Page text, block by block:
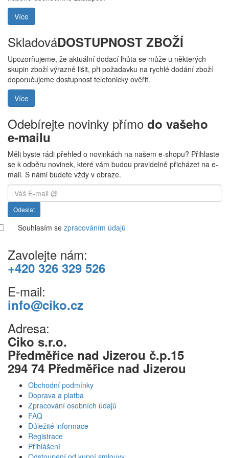
Více
SkladováDOSTUPNOST ZBOŽÍ
Upozorňujeme, že aktuální dodací lhůta se může u některých
skupin zboží výrazně lišit, při požadavku na rychlé dodání zboží
doporučujeme dostupnost telefonicky ověřit.
Více
Odebírejte novinky přímo do vašeho
e-mailu
Měli byste rádi přehled o novinkách na našem e-shopu? Přihlaste
se k odběru novinek, které vám budou pravidelně přicházet na e-
mail. S námi budete vždy v obraze.
Odeslat
Souhlasím se zpracováním údajů
Zavolejte nám:
+420 326 329 526
E-mail:
info@ciko.cz
Adresa:
Ciko s.r.o.
Předměřice nad Jizerou č.p.15
294 74 Předměřice nad Jizerou
Obchodní podmínky
Doprava a platba
Zpracování osobních údajů
FAQ
Důležité informace
Registrace
Přihlášení